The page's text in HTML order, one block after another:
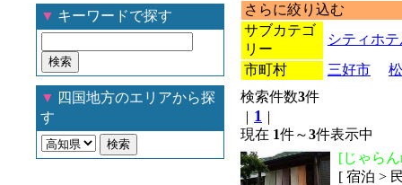
▼ キーワードで探す
▼ 四国地方のエリアから探
す
さらに絞り込む
サブカテゴ
リー
シティホ
市町村
三好市
検索件数3件
1
現在 1件～3件表示中
[じゃらん
[ 宿泊 >